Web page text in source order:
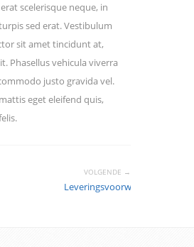
scelerisque neque, in
sed erat. Vestibulum
sit amet tincidunt at,
Phasellus vehicula viverra
justo gravida vel.
eget eleifend quis,
VOLGENDE →
Leveringsvoorwaarden